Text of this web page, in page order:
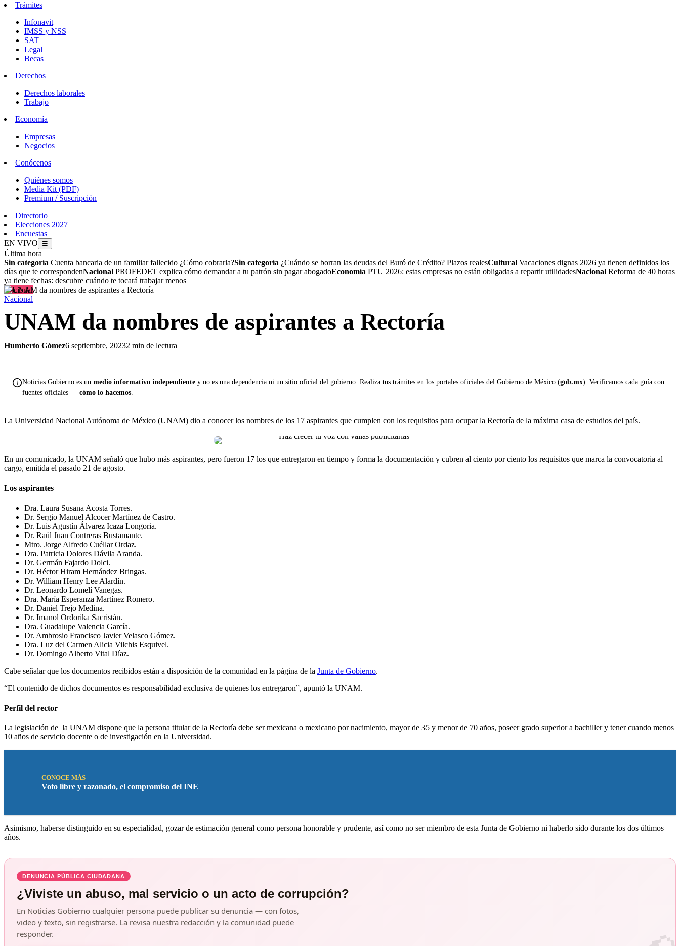
Trámites
Infonavit
IMSS y NSS
SAT
Legal
Becas
Derechos
Derechos laborales
Trabajo
Economía
Empresas
Negocios
Conócenos
Quiénes somos
Media Kit (PDF)
Premium / Suscripción
Directorio
Elecciones 2027
Encuestas
EN VIVO
☰
Última hora
Sin categoría Cuenta bancaria de un familiar fallecido ¿Cómo cobrarla?Sin categoría ¿Cuándo se borran las deudas del Buró de Crédito? Plazos realesCultural Vacaciones dignas 2026 ya tienen definidos los
días que te correspondenNacional PROFEDET explica cómo demandar a tu patrón sin pagar abogadoEconomía PTU 2026: estas empresas no están obligadas a repartir utilidadesNacional Reforma de 40 horas
ya tiene fechas: descubre cuándo te tocará trabajar menos
Nacional
Nacional
UNAM da nombres de aspirantes a Rectoría
Humberto Gómez6 septiembre, 20232 min de lectura
Noticias Gobierno es un medio informativo independiente y no es una dependencia ni un sitio oficial del gobierno. Realiza tus trámites en los portales oficiales del Gobierno de México (gob.mx). Verificamos cada guía con
fuentes oficiales — cómo lo hacemos.
La Universidad Nacional Autónoma de México (UNAM) dio a conocer los nombres de los 17 aspirantes que cumplen con los requisitos para ocupar la Rectoría de la máxima casa de estudios del país.
En un comunicado, la UNAM señaló que hubo más aspirantes, pero fueron 17 los que entregaron en tiempo y forma la documentación y cubren al ciento por ciento los requisitos que marca la convocatoria al
cargo, emitida el pasado 21 de agosto.
Los aspirantes
Dra. Laura Susana Acosta Torres.
Dr. Sergio Manuel Alcocer Martínez de Castro.
Dr. Luis Agustín Álvarez Icaza Longoria.
Dr. Raúl Juan Contreras Bustamante.
Mtro. Jorge Alfredo Cuéllar Ordaz.
Dra. Patricia Dolores Dávila Aranda.
Dr. Germán Fajardo Dolci.
Dr. Héctor Hiram Hernández Bringas.
Dr. William Henry Lee Alardín.
Dr. Leonardo Lomelí Vanegas.
Dra. María Esperanza Martínez Romero.
Dr. Daniel Trejo Medina.
Dr. Imanol Ordorika Sacristán.
Dra. Guadalupe Valencia García.
Dr. Ambrosio Francisco Javier Velasco Gómez.
Dra. Luz del Carmen Alicia Vilchis Esquivel.
Dr. Domingo Alberto Vital Díaz.
Cabe señalar que los documentos recibidos están a disposición de la comunidad en la página de la Junta de Gobierno.
“El contenido de dichos documentos es responsabilidad exclusiva de quienes los entregaron”, apuntó la UNAM.
Perfil del rector
La legislación de la UNAM dispone que la persona titular de la Rectoría debe ser mexicana o mexicano por nacimiento, mayor de 35 y menor de 70 años, poseer grado superior a bachiller y tener cuando menos
10 años de servicio docente o de investigación en la Universidad.
CONOCE MÁS
Voto libre y razonado, el compromiso del INE
Asimismo, haberse distinguido en su especialidad, gozar de estimación general como persona honorable y prudente, así como no ser miembro de esta Junta de Gobierno ni haberlo sido durante los dos últimos
años.
DENUNCIA PÚBLICA CIUDADANA
¿Viviste un abuso, mal servicio o un acto de corrupción?
En Noticias Gobierno cualquier persona puede publicar su denuncia — con fotos,
video y texto, sin registrarse. La revisa nuestra redacción y la comunidad puede
responder.